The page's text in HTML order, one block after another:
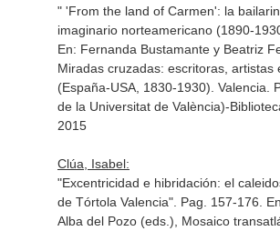
" 'From the land of Carmen': la
imaginario norteamericano (1890-
En: Fernanda Bustamante y Beatriz
Miradas cruzadas: escritoras, artistas
(España-USA, 1830-1930) . Valencia.
de la Universitat de València)-
2015
Clúa, Isabel:
"Excentricidad e hibridación: el
de Tórtola Valencia". Pag. 157-176.
Alba del Pozo (eds.), Mosaico